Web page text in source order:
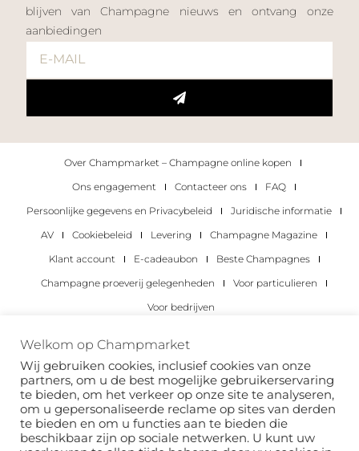
blijven van Champagne nieuws en ontvang onze
aanbiedingen
Over Champmarket – Champagne online kopen
Ons engagement
Contacteer ons
FAQ
Persoonlijke gegevens en Privacybeleid
Juridische informatie
AV
Cookiebeleid Levering
Champagne Magazine
Klant account
E-cadeaubon
Beste Champagnes
Champagne proeverij gelegenheden
Voor particulieren
Voor bedrijven
Copyright 2022 © alle rechten voorbehouden.
Welkom op Champmarket
Wij gebruiken cookies, inclusief cookies van onze
partners, om u de best mogelijke gebruikerservaring
te bieden, om het verkeer op onze site te analyseren,
om u gepersonaliseerde reclame op sites van derden
te bieden en om u functies aan te bieden die
beschikbaar zijn op sociale netwerken. U kunt uw